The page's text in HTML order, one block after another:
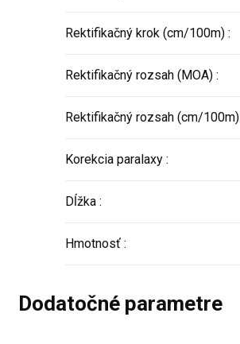
Rektifikačný krok (cm/100m) :
Rektifikačný rozsah (MOA) :
Rektifikačný rozsah (cm/100m)
Korekcia paralaxy :
Dĺžka :
Hmotnosť :
Dodatočné parametre